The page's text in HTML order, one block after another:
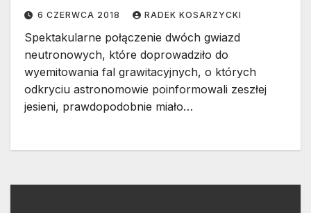
6 CZERWCA 2018 RADEK KOSARZYCKI
Spektakularne połączenie dwóch gwiazd
neutronowych, które doprowadziło do
wyemitowania fal grawitacyjnych, o których
odkryciu astronomowie poinformowali zeszłej
jesieni, prawdopodobnie miało…